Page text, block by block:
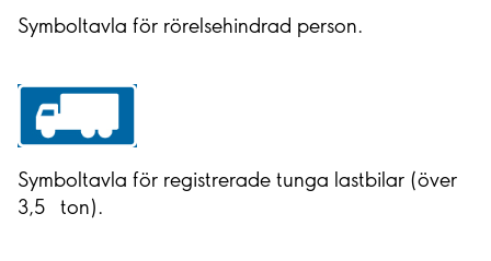
Symboltavla för rörelsehindrad person.
Symboltavla för registrerade tunga lastbilar (över
3,5 ton).